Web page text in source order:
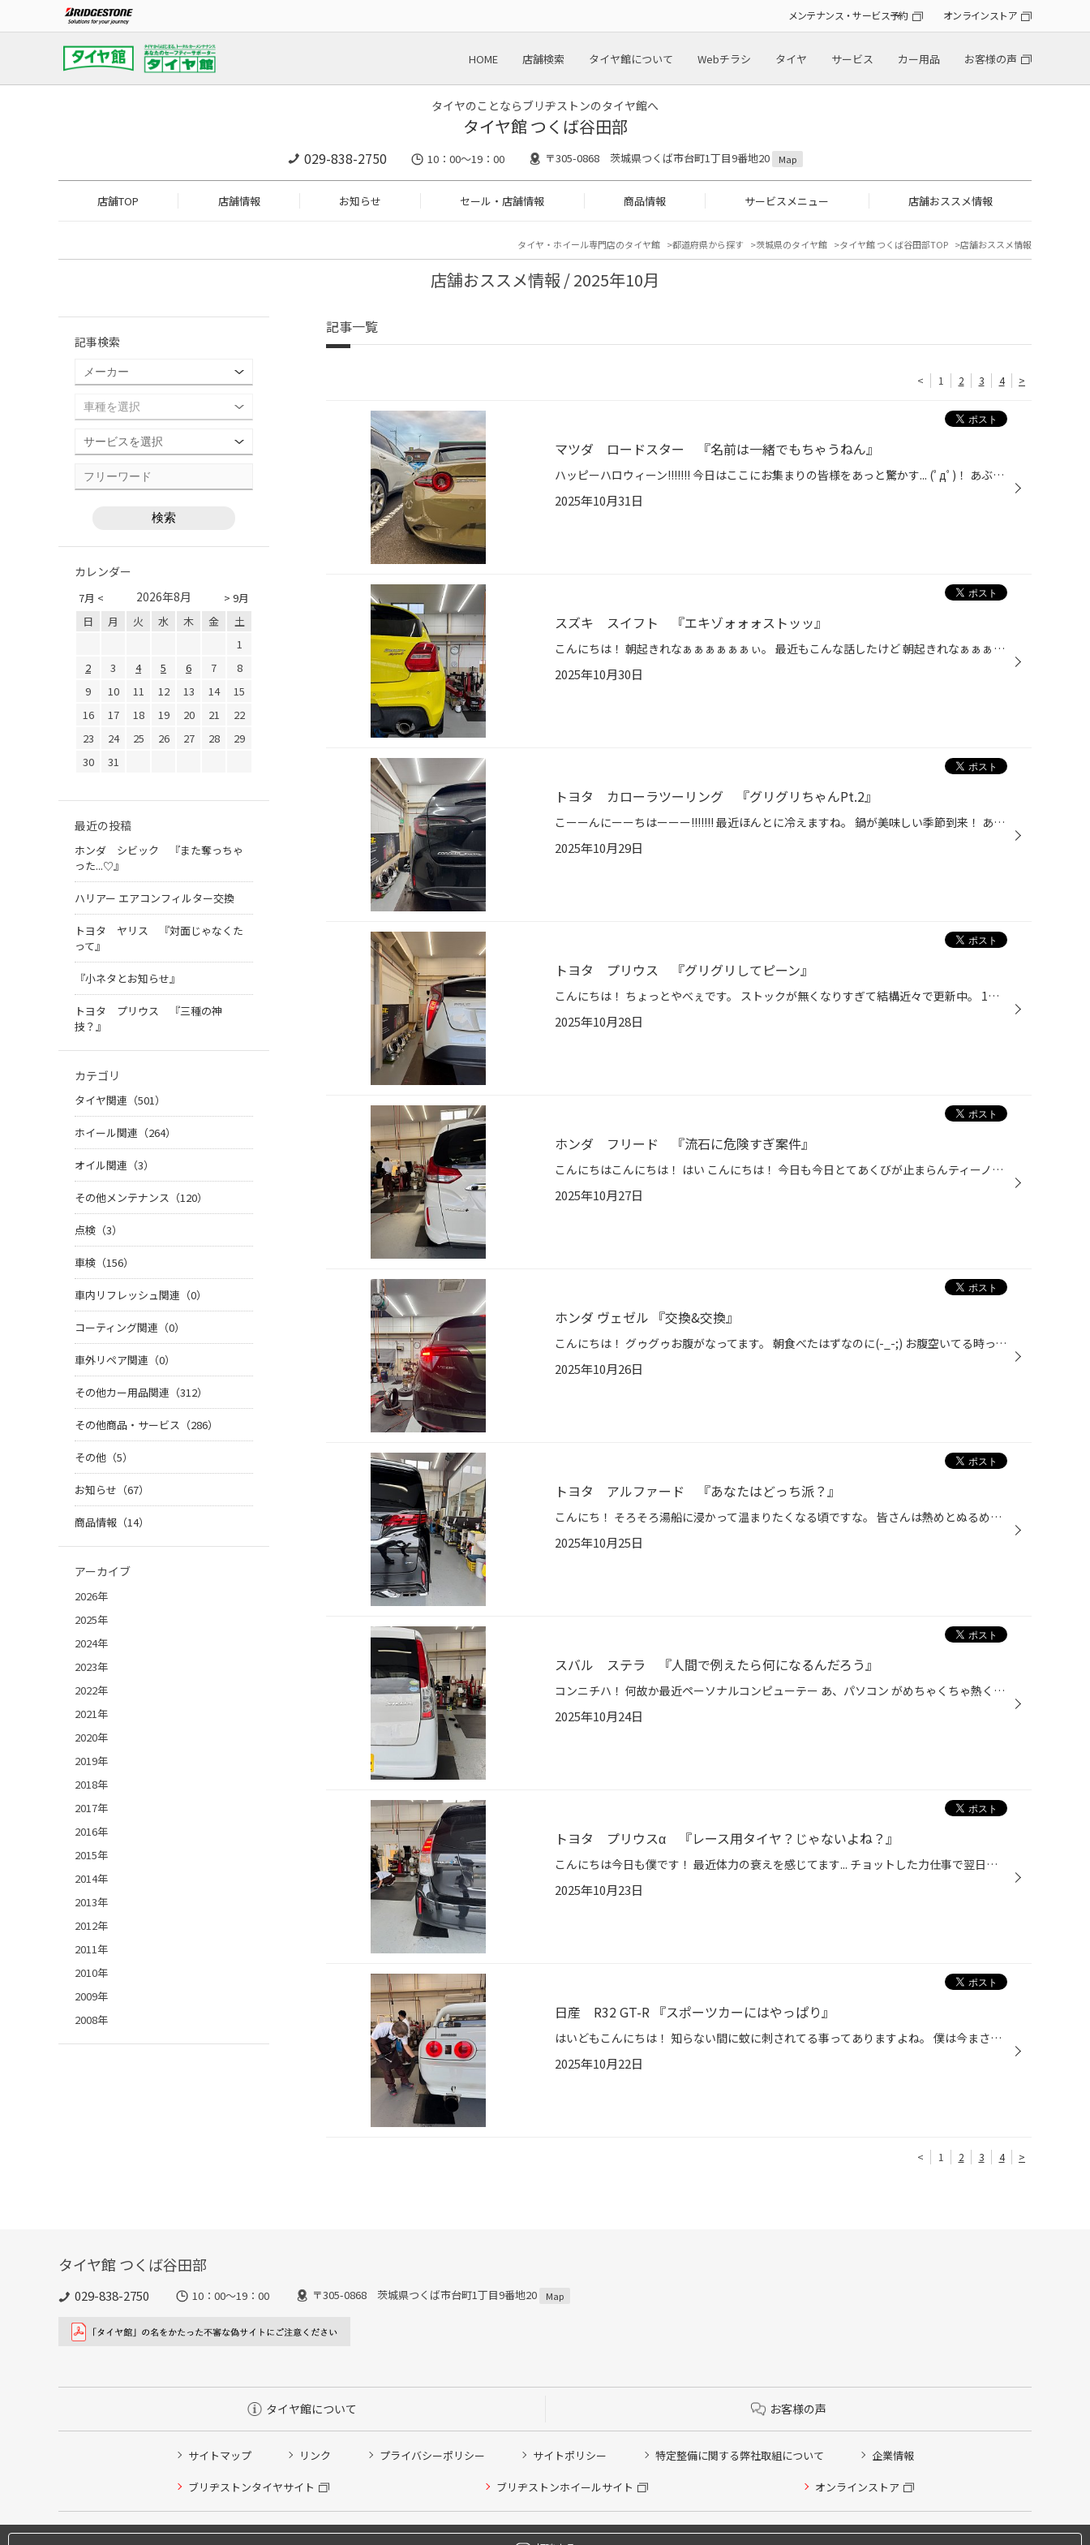
メンテナンス・サービス予約 オンラインストア
HOME 店舗検索 タイヤ館について Webチラシ タイヤ サービス カー用品 お客様の声
タイヤのことならブリヂストンのタイヤ館へ
タイヤ館 つくば谷田部
029-838-2750 10：00～19：00 〒305-0868 茨城県つくば市台町1丁目9番地20 Map
店舗TOP 店舗情報 お知らせ セール・店舗情報 商品情報 サービスメニュー 店舗おススメ情報
タイヤ・ホイール専門店のタイヤ館 都道府県から探す 茨城県のタイヤ館 タイヤ館 つくば谷田部TOP 店舗おススメ情報
店舗おススメ情報 / 2025年10月
記事一覧
< 1 2 3 4 >
マツダ ロードスター 『名前は一緒でもちゃうねん』
ハッピーハロウィーン!!!!!!! 今日はここにお集まりの皆様をあっと驚かす... (ﾟдﾟ)！ あぶね。 舞浜のパレードのセリフ言うとこだった... でもうろ覚えだから多分間違ってる(・∀・) しっかし今年は色々荒れててぇへんだったな。 来月11日からはクリスマス！ もっと荒れるぞぉぉぉ(・∀・) てかクリス...
2025年10月31日
スズキ スイフト 『エキゾォォォストッッ』
こんにちは！ 朝起きれなぁぁぁぁぁぁぃ。 最近もこんな話したけど 朝起きれなぁぁぁぁぁぁいっ！ 早く寝よう思っても夜更かししちゃぁぁぁぁう スマホがいけない！ 僕は悪くない！ 違う。 意識の問題だね。 早寝早起きできる人って羨ましい(´;ω;｀) 必ず同じ時間にパッと目が覚めるのは なぁぜなぁ...
2025年10月30日
トヨタ カローラツーリング 『グリグリちゃんPt.2』
こーーんにーーちはーーー!!!!!!! 最近ほんとに冷えますね。 鍋が美味しい季節到来！ あ、おでんもアリだなぁ。 食欲の秋とか言いますけど 冬のが美味しいもの多くて食欲マシマシになる。。。 気がするのは僕だけ？ 美味しいだけじゃ ダメですか？ おっと。 ネギ がんも 大根 キュン死させちゃう♪ (...
2025年10月29日
トヨタ プリウス 『グリグリしてピーン』
こんにちは！ ちょっとやべぇです。 ストックが無くなりすぎて結構近々で更新中。 1か月以上ストック合った日が懐かしい... 決してサボってたとかじゃなくて 写真撮るタイミングが(´;ω;｀) なんか...ね(._.) 当日更新でもいいけど多分無理ww でもがんばって続けるんで見守っててくだちぃ。 さ、今回...
2025年10月28日
ホンダ フリード 『流石に危険すぎ案件』
こんにちはこんにちは！ はい こんにちは！ 今日も今日とてあくびが止まらんティーノ。 決して眠いわけではないので←ココ重要 脳に酸素が行ってないんでしょうね(._.) ストレッチとか体動かしたら変わるかな？ でも急に運動し始めたら結構ヤバい人認定されません？ まぁ、自覚してるからいっか(・∀...
2025年10月27日
ホンダ ヴェゼル 『交換&交換』
こんにちは！ グゥグゥお腹がなってます。 朝食べたはずなのに(-_-;) お腹空いてる時ってキャパわかんなくなって 頼みすぎたり買いすぎたりして後々後悔しますよね。 え？ 僕だけ(ﾟдﾟ)!? いやぁ、そんなはずはない。 絶対に!!!!!!! だって人間だもの( ᐛ )σ 本日のお車は ホンダ ヴェゼル！ タイヤ交...
2025年10月26日
トヨタ アルファード 『あなたはどっち派？』
こんにち！ そろそろ湯船に浸かって温まりたくなる頃ですな。 皆さんは熱めとぬるめどっち派ですか？ あ、これはタイトルとは関係ないんでww 僕は熱めのが好きです＼(^o^)／ 本当はぬるめで15分位入るのが良いらしいけど... 42度って結構熱い方なのかな？ 38度とかはぬるすぎて耐えられません。 そ...
2025年10月25日
スバル ステラ 『人間で例えたら何になるんだろう』
コンニチハ！ 何故か最近ペーソナルコンピューテー あ、パソコン がめちゃくちゃ熱くなる現象にかなり悩まされてる僕です(._.) 寿命？ 調べるとファンが回ってないとか タブ開きすぎだとか色々ありましたけど 機械系ダメ男なのでサッパリわけわからんちです。 今この文章打ってるのは 会社のペーシ...
2025年10月24日
トヨタ プリウスα 『レース用タイヤ？じゃないよね？』
こんにちは今日も僕です！ 最近体力の衰えを感じてます... チョットした力仕事で翌日は筋肉痛。 少し走っただけでヘロヘロ... 腹回りは夏終わったのに浮き輪つけたまま。 まーじーでーやっっべっっぞっっ( ;∀;) 原因はわかってる。 酒だ。 １週間だけ禁酒してみようかなぁ(・_・) え？無理だって？ ...
2025年10月23日
日産 R32 GT-R 『スポーツカーにはやっぱり』
はいどもこんにちは！ 知らない間に蚊に刺されてる事ってありますよね。 僕は今まさにその状況で口元近くが いつの間にかぼっこり腫れてました♡ 刺されてる感覚なかったのに... ヤツら中々やりよるね(・∀・) そんな今回のお車は 日産 R32 GT-R！ 男のロマンですな！ ソイヤっ！ あ、言い忘れた。 タ...
2025年10月22日
< 1 2 3 4 >
記事検索
カレンダー
7月 < > 9月
2026年8月
日 月 火 水 木 金
土
1
2
3 4 5 6 7
8
9
10 11 12 13 14
15
16
17 18 19 20 21
22
23
24 25 26 27 28
29
30
31
最近の投稿
ホンダ シビック 『また奪っちゃ
った...♡』
ハリアー エアコンフィルター交換
トヨタ ヤリス 『対面じゃなくた
って』
『小ネタとお知らせ』
トヨタ プリウス 『三種の神
技？』
カテゴリ
タイヤ関連（501）
ホイール関連（264）
オイル関連（3）
その他メンテナンス（120）
点検（3）
車検（156）
車内リフレッシュ関連（0）
コーティング関連（0）
車外リペア関連（0）
その他カー用品関連（312）
その他商品・サービス（286）
その他（5）
お知らせ（67）
商品情報（14）
アーカイブ
2026年
2025年
2024年
2023年
2022年
2021年
2020年
2019年
2018年
2017年
2016年
2015年
2014年
2013年
2012年
2011年
2010年
2009年
2008年
タイヤ館 つくば谷田部
029-838-2750 10：00～19：00 〒305-0868 茨城県つくば市台町1丁目9番地20 Map
タイヤ館について お客様の声
サイトマップ リンク プライバシーポリシー サイトポリシー 特定整備に関する弊社取組について 企業情報
ブリヂストンタイヤサイト ブリヂストンホイールサイト オンラインストア
Copyright © 2024 Bridgestone Retail Co.,Ltd. All rights Reserved.